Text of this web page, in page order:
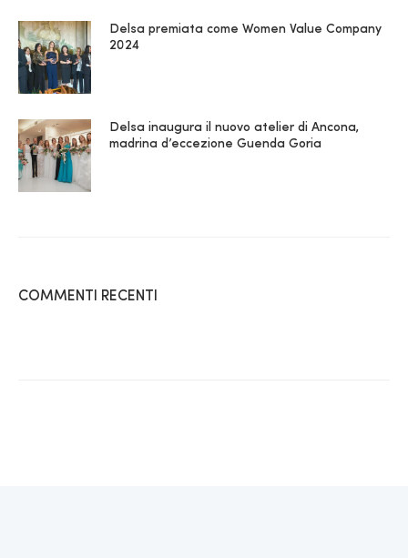
Delsa premiata come Women Value Company
2024
Delsa inaugura il nuovo atelier di Ancona,
madrina d’eccezione Guenda Goria
COMMENTI RECENTI